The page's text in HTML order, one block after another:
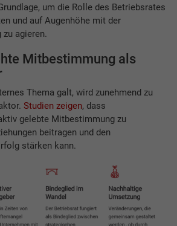
um die Rolle des Betriebsrates
und auf Augenhöhe mit der
zu agieren.
Mitbestimmung als
Thema galt, wird zunehmend zu
Studien zeigen, dass
gelebte Mitbestimmung zu
beitragen und den
stärken kann.